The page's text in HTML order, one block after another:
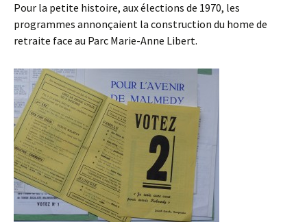
Pour la petite histoire, aux élections de 1970, les
programmes annonçaient la construction du home de
retraite face au Parc Marie-Anne Libert.